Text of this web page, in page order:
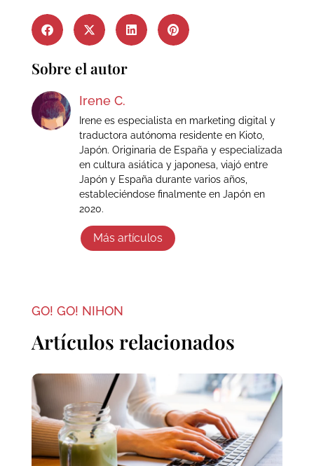
Sobre el autor
Irene C.
Irene es especialista en marketing digital y
traductora autónoma residente en Kioto,
Japón. Originaria de España y especializada
en cultura asiática y japonesa, viajó entre
Japón y España durante varios años,
estableciéndose finalmente en Japón en
2020.
Más artículos
GO! GO! NIHON
Artículos relacionados